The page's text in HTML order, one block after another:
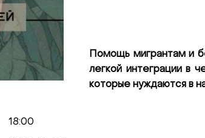
18:00
Помощь мигрантам и
легкой интеграции в
которые нуждаются в